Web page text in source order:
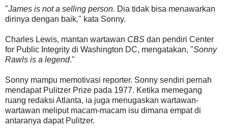
"James is not a selling person. Dia tidak bisa menawarkan
dirinya dengan baik," kata Sonny.
Charles Lewis, mantan wartawan CBS dan pendiri Center
for Public Integrity di Washington DC, mengatakan, "Sonny
Rawls is a legend."
Sonny mampu memotivasi reporter. Sonny sendiri pernah
mendapat Pulitzer Prize pada 1977. Ketika memegang
ruang redaksi Atlanta, ia juga menugaskan wartawan-
wartawan meliput macam-macam isu dimana empat di
antaranya dapat Pulitzer.